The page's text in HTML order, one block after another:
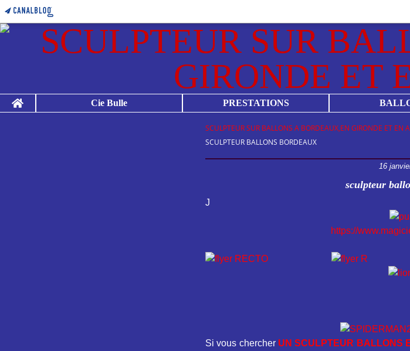
Home Cie Bulle PRESTATIONS
SCULPTEUR SUR BALLONS A BORDEAUX,EN GIRONDE ET EN
SCULPTEUR BALLONS BORDEAUX
16
sculpteur
J
https://
Si vous chercher UN SCULPTEUR BALLONS